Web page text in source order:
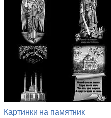
Картинки на памятник